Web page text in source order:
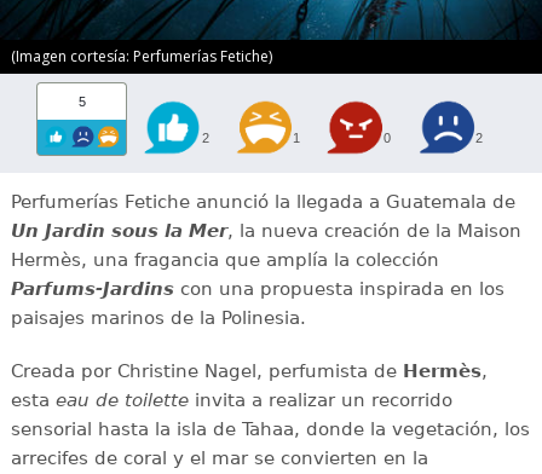
(Imagen cortesía: Perfumerías Fetiche)
5
2 1 0 2
Perfumerías Fetiche anunció la llegada a Guatemala de
Un Jardin sous la Mer, la nueva creación de la Maison
Hermès, una fragancia que amplía la colección
Parfums-Jardinscon una propuesta inspirada en los
paisajes marinos de la Polinesia.
Creada por Christine Nagel, perfumista de Hermès,
esta eau de toiletteinvita a realizar un recorrido
sensorial hasta la isla de Tahaa, donde la vegetación, los
arrecifes de coral y el mar se convierten en la